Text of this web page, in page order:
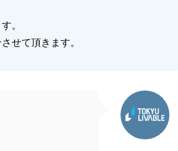
。
せて頂きます。